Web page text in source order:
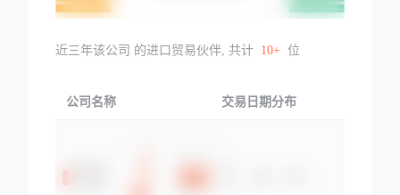
近三年该公司 的进口贸易伙伴, 共计 10+ 位
公司名称 交易日期分布